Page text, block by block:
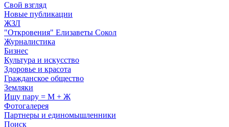
Свой взгляд
Новые публикации
ЖЗЛ
"Откровения" Елизаветы Сокол
Журналистика
Бизнес
Культура и искусство
Здоровье и красота
Гражданское общество
Земляки
Ищу пару = М + Ж
Фотогалерея
Партнеры и единомышленники
Поиск